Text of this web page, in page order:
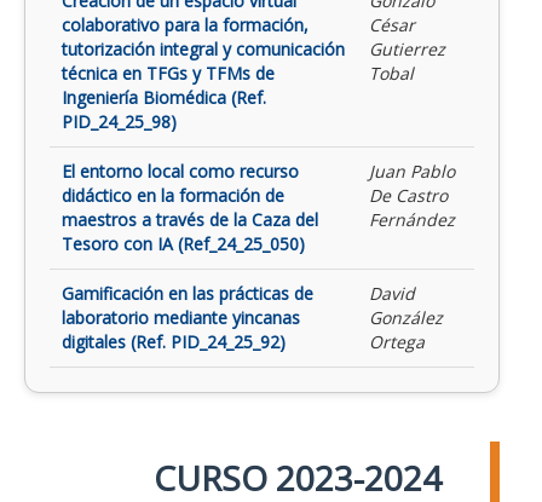
colaborativo para la formación,
tutorización integral y comunicación
técnica en TFGs y TFMs de
Ingeniería Biomédica (Ref.
PID_24_25_98)
César
Gutierrez
Tobal
El entorno local como recurso
didáctico en la formación de
maestros a través de la Caza del
Tesoro con IA (Ref_24_25_050)
Juan Pablo
De Castro
Fernández
Gamificación en las prácticas de
laboratorio mediante yincanas
digitales (Ref. PID_24_25_92)
David
González
Ortega
CURSO 2023-2024